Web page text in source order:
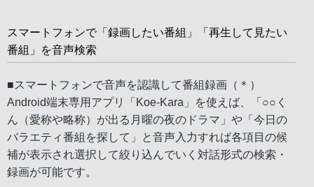
スマートフォンで「録画したい番組」「再生して見たい
番組」を音声検索
■スマートフォンで音声を認識して番組録画（＊）
Android端末専用アプリ「Koe-Kara」を使えば、「○○く
ん（愛称や略称）が出る月曜の夜のドラマ」や「今日の
バラエティ番組を探して」と音声入力すれば各項目の候
補が表示され選択して絞り込んでいく対話形式の検索・
録画が可能です。